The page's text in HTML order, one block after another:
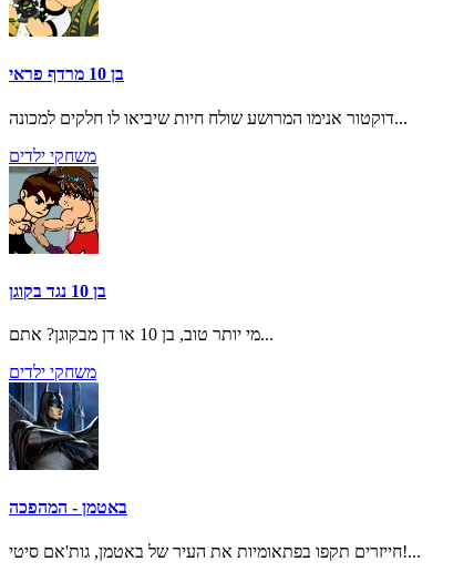
בן 10 מרדף פראי
דוקטור אנימו המרושע שולח חיות שיביאו לו חלקים למכונה...
משחקי ילדים
בן 10 נגד בקוגן
מי יותר טוב, בן 10 או דן מבקוגן? אתם...
משחקי ילדים
באטמן - המהפכה
חייזרים תקפו בפתאומיות את העיר של באטמן, גות'אם סיטי!...